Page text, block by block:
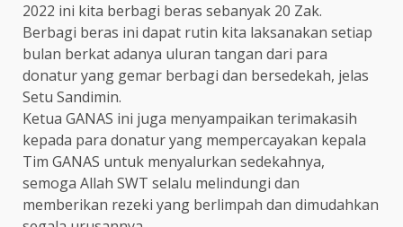
2022 ini kita berbagi beras sebanyak 20 Zak.
Berbagi beras ini dapat rutin kita laksanakan setiap
bulan berkat adanya uluran tangan dari para
donatur yang gemar berbagi dan bersedekah, jelas
Setu Sandimin.
Ketua GANAS ini juga menyampaikan terimakasih
kepada para donatur yang mempercayakan kepala
Tim GANAS untuk menyalurkan sedekahnya,
semoga Allah SWT selalu melindungi dan
memberikan rezeki yang berlimpah dan dimudahkan